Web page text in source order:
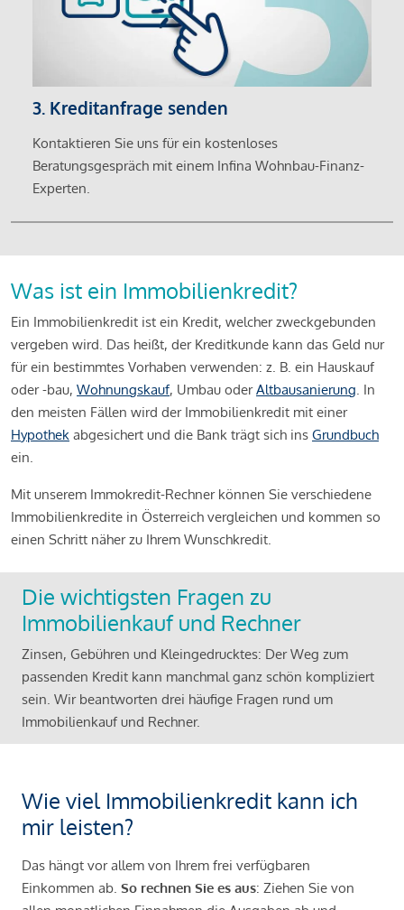
3. Kreditanfrage senden
Kontaktieren Sie uns für ein kostenloses
Beratungsgespräch mit einem Infina Wohnbau-Finanz-
Experten.
Was ist ein Immobilienkredit?
Ein Immobilienkredit ist ein Kredit, welcher zweckgebunden
vergeben wird. Das heißt, der Kreditkunde kann das Geld nur
für ein bestimmtes Vorhaben verwenden: z. B. ein Hauskauf
oder -bau, Wohnungskauf, Umbau oderAltbausanierung. In
den meisten Fällen wird der Immobilienkredit mit einer
Hypothek abgesichert und die Bank trägt sich ins Grundbuch
ein.
Mit unserem Immokredit-Rechner können Sie verschiedene
Immobilienkredite in Österreich vergleichen und kommen so
einen Schritt näher zu Ihrem Wunschkredit.
Die wichtigsten Fragen zu
Immobilienkauf und Rechner
Zinsen, Gebühren und Kleingedrucktes: Der Weg zum
passenden Kredit kann manchmal ganz schön kompliziert
sein. Wir beantworten drei häufige Fragen rund um
Immobilienkauf und Rechner.
Wie viel Immobilienkredit kann ich
mir leisten?
Das hängt vor allem von Ihrem frei verfügbaren
Einkommen ab. So rechnen Sie es aus: Ziehen Sie von